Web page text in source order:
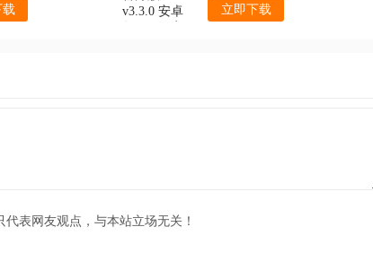
载 立即下载
表网友观点，与本站立场无关！